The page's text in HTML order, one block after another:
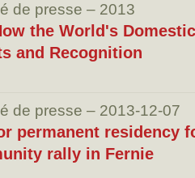
de presse – 2013
the World's
and Recognition
de presse – 2013-12-07
permanent residency
rally in Fernie